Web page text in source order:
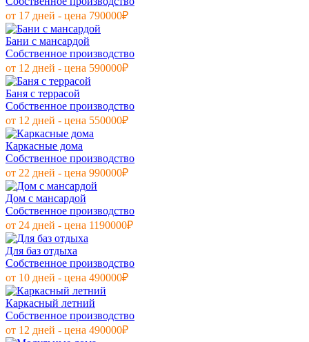
от 17 дней - цена 790000₽
Бани с мансардой
Собственное производство
от 12 дней - цена 590000₽
Баня с террасой
Собственное производство
от 12 дней - цена 550000₽
Каркасные дома
Собственное производство
от 22 дней - цена 990000₽
Дом с мансардой
Собственное производство
от 24 дней - цена 1190000₽
Для баз отдыха
Собственное производство
от 10 дней - цена 490000₽
Каркасный летний
Собственное производство
от 12 дней - цена 490000₽